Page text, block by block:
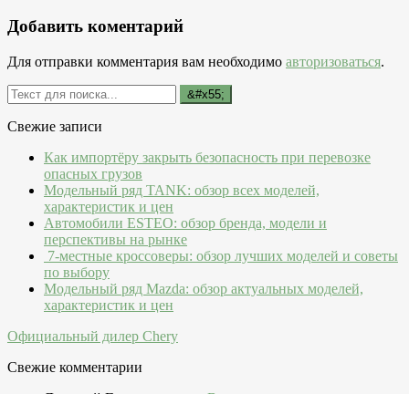
Добавить коментарий
Для отправки комментария вам необходимо авторизоваться.
Свежие записи
Как импортёру закрыть безопасность при перевозке
опасных грузов
Модельный ряд TANK: обзор всех моделей,
характеристик и цен
Автомобили ESTEO: обзор бренда, модели и
перспективы на рынке
7-местные кроссоверы: обзор лучших моделей и советы
по выбору
Модельный ряд Mazda: обзор актуальных моделей,
характеристик и цен
Официальный дилер Chery
Свежие комментарии